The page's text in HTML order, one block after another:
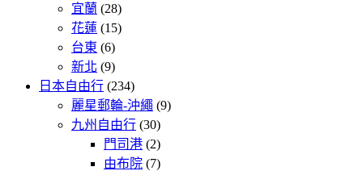
宜蘭 (28)
花蓮 (15)
台東 (6)
新北 (9)
日本自由行 (234)
麗星郵輪-沖繩 (9)
九州自由行 (30)
門司港 (2)
由布院 (7)